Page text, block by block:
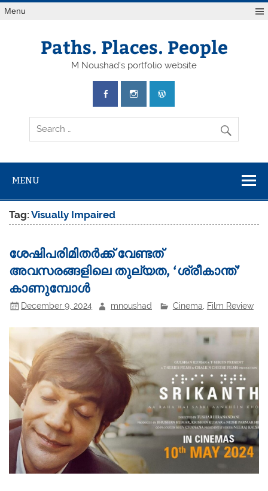
Skip
toMenu
Paths. Places. People
M Noushad's portfolio website
MENU
Tag:Visually Impaired
ശേഷിപരിമിതർക്ക് വേണ്ടത്
അവസരങ്ങളിലെ തുല്യത, ‘ശ്രീകാന്ത്’
കാണുമ്പോൾ
December 9, 2024 mnoushad Cinema Film Review